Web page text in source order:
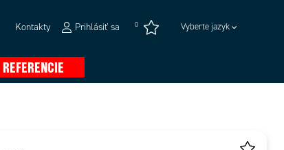
Kontakty Prihlásiť sa 0 Vyberte jazyk
REFERENCIE